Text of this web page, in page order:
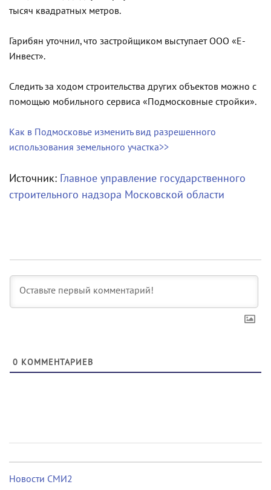
тысяч квадратных метров.
Гарибян уточнил, что застройщиком выступает ООО «Е-
Инвест».
Следить за ходом строительства других объектов можно с
помощью мобильного сервиса «Подмосковные стройки».
Как в Подмосковье изменить вид разрешенного
использования земельного участка>>
Источник: Главное управление государственного
строительного надзора Московской области
0 КОММЕНТАРИЕВ
Новости СМИ2